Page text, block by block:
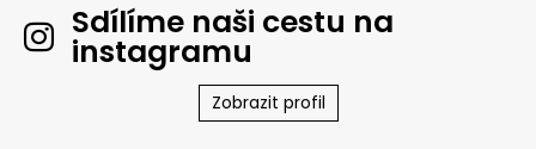
Sdílíme naši cestu na
instagramu
Zobrazit profil